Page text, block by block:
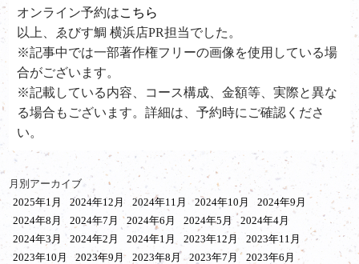
オンライン予約はこちら
以上、ゑびす鯛 横浜店PR担当でした。
※記事中では一部著作権フリーの画像を使用している場
合がございます。
※記載している内容、コース構成、金額等、実際と異な
る場合もございます。詳細は、予約時にご確認くださ
い。
月別アーカイブ
2025年1月
2024年12月 2024年11月 2024年10月
2024年9月
2024年8月
2024年7月 2024年6月 2024年5月
2024年4月
2024年3月
2024年2月 2024年1月 2023年12月
2023年11月
2023年10月
2023年9月 2023年8月 2023年7月
2023年6月